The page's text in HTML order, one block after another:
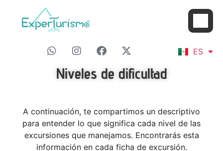
ES
EN
Niveles de dificultad
A continuación, te compartimos un descriptivo
para entender lo que significa cada nivel de las
excursiones que manejamos. Encontrarás esta
información en cada ficha de excursión.